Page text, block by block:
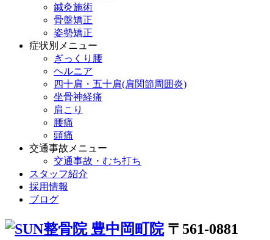
鍼灸施術
骨盤矯正
姿勢矯正
症状別メニュー
ぎっくり腰
ヘルニア
四十肩・五十肩(肩関節周囲炎)
坐骨神経痛
肩こり
腰痛
頭痛
交通事故メニュー
交通事故・むち打ち
スタッフ紹介
採用情報
ブログ
〒561-0881